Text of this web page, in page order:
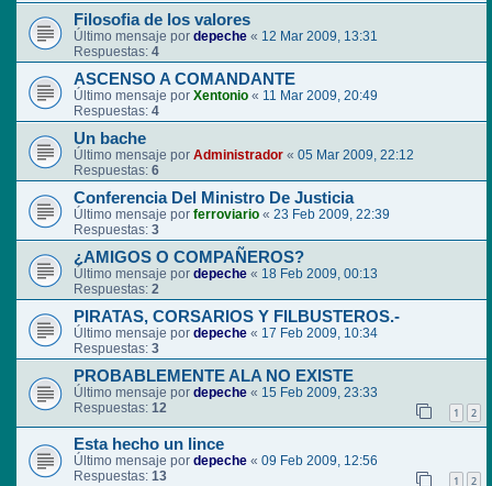
Filosofia de los valores
Último mensaje por depeche « 12 Mar 2009, 13:31
Respuestas: 4
ASCENSO A COMANDANTE
Último mensaje por Xentonio « 11 Mar 2009, 20:49
Respuestas: 4
Un bache
Último mensaje por Administrador « 05 Mar 2009, 22:12
Respuestas: 6
Conferencia Del Ministro De Justicia
Último mensaje por ferroviario « 23 Feb 2009, 22:39
Respuestas: 3
¿AMIGOS O COMPAÑEROS?
Último mensaje por depeche « 18 Feb 2009, 00:13
Respuestas: 2
PIRATAS, CORSARIOS Y FILBUSTEROS.-
Último mensaje por depeche « 17 Feb 2009, 10:34
Respuestas: 3
PROBABLEMENTE ALA NO EXISTE
Último mensaje por depeche « 15 Feb 2009, 23:33
Respuestas: 12 1 2
Esta hecho un lince
Último mensaje por depeche « 09 Feb 2009, 12:56
Respuestas: 13 1 2